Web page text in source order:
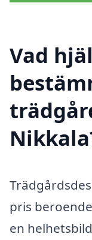
Vad
pris
en